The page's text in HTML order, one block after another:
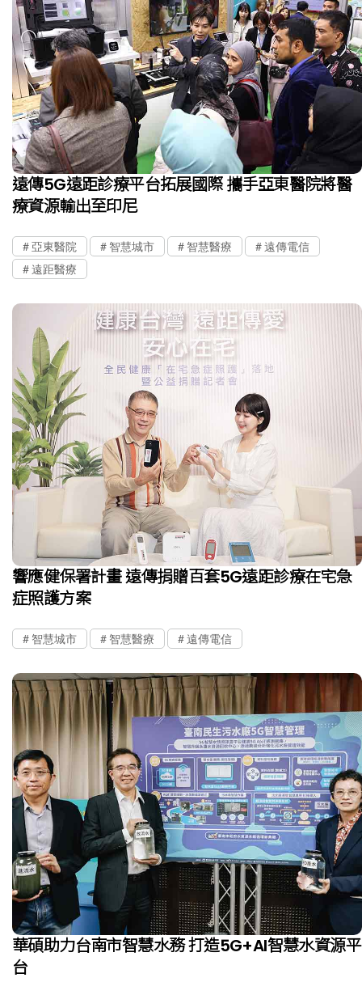
遠傳5G遠距診療平台拓展國際 攜手亞東醫院將醫
療資源輸出至印尼
亞東醫院 智慧城市 智慧醫療
遠傳電信
遠距醫療
響應健保署計畫 遠傳捐贈百套5G遠距診療在宅急
症照護方案
智慧城市 智慧醫療 遠傳電信
華碩助力台南市智慧水務 打造5G+AI智慧水資源平
台